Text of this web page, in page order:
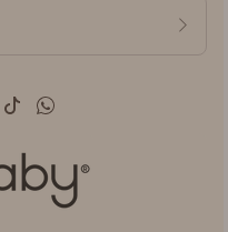
TikTokWhatsApp